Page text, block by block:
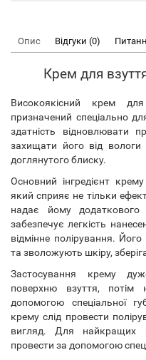
Опис Відгуки (0)
Крем для
Високоякісний крем
призначений спеціально
здатність відновлювати
захищати його від вологи
доглянутого блиску.
Основний інгредієнт
який сприяє не тільки
надає йому додаткового
забезпечує легкість
відмінне полірування.
та зволожують шкіру,
Застосування крему
поверхню взуття,
допомогою спеціальної
крему слід провести
вигляд. Для найкращих
провести за допомогою